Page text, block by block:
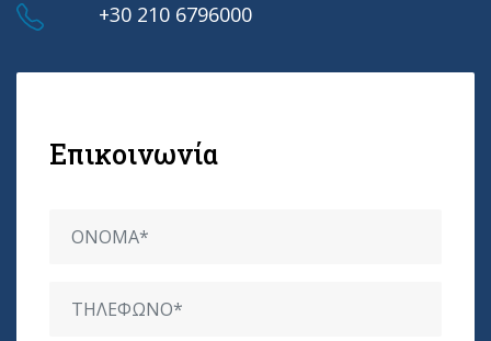
+30 210 6796000
Επικοινωνία